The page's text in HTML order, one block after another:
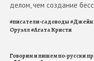
делом, чем создание
#писатели-садоводы#Джейн
Оруэлл#Агата Кристи
Говорим и пишем по-русски